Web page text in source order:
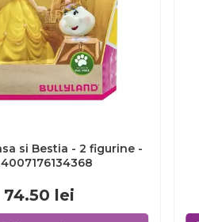
si Bestia - 2 figurine -
74.50 lei